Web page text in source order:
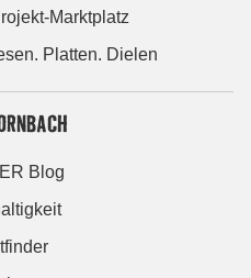
Marktplatz
Platten. Dielen
Blog